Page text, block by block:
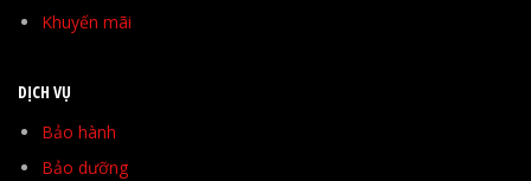
Khuyến mãi
DỊCH VỤ
Bảo hành
Bảo dưỡng